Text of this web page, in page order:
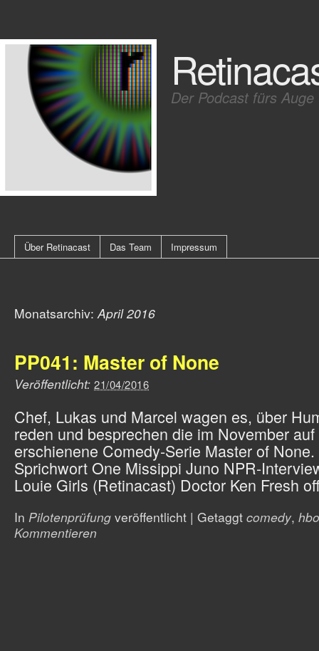
Der Podcast fürs Auge
Über Retinacast Das Team Impressum
Monatsarchiv:April 2016
PP041: Master of None
Veröffentlicht: 21/04/2016
Chef, Lukas und Marcel wagen es, über
reden und besprechen die im November
erschienene Comedy-Serie Master of
Sprichwort One Missippi Juno NPR-
Louie Girls (Retinacast) Doctor Ken Fresh
In Pilotenprüfung veröffentlicht | Getaggt comedy, hbo
Kommentieren